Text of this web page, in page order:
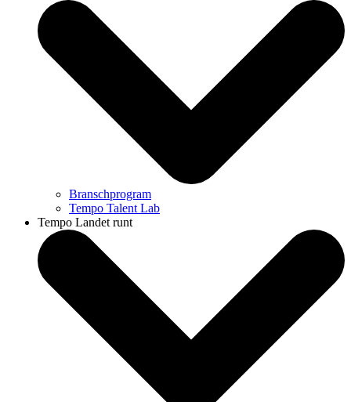
Branschprogram
Tempo Talent Lab
Tempo Landet runt